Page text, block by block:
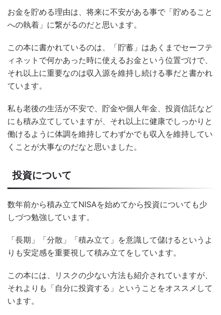
お金を貯める理由は、将来に不安がある事で「貯めること
への執着」に繋がるのだと思います。
この本に書かれているのは、「貯蓄」はあくまでセーフテ
ィネットで何かあった時に使えるお金という位置づけで、
それ以上に重要なのは収入源を維持し続ける事だと書かれ
ています。
私も老後の生活が不安で、貯金や個人年金、投資信託など
にも積み立てしていますが、それ以上に健康でしっかりと
働けるように体調を維持してわずかでも収入を維持してい
くことが大事なのだなと思いました。
投資について
数年前から積み立てNISAを始めてから投資についても少
しづつ勉強しています。
「長期」「分散」「積み立て」を意識して儲けるというよ
りも安定感を重要視して積み立てをしています。
この本には、リスクの少ない方法も紹介されていますが、
それよりも「自分に投資する」ということをオススメして
います。